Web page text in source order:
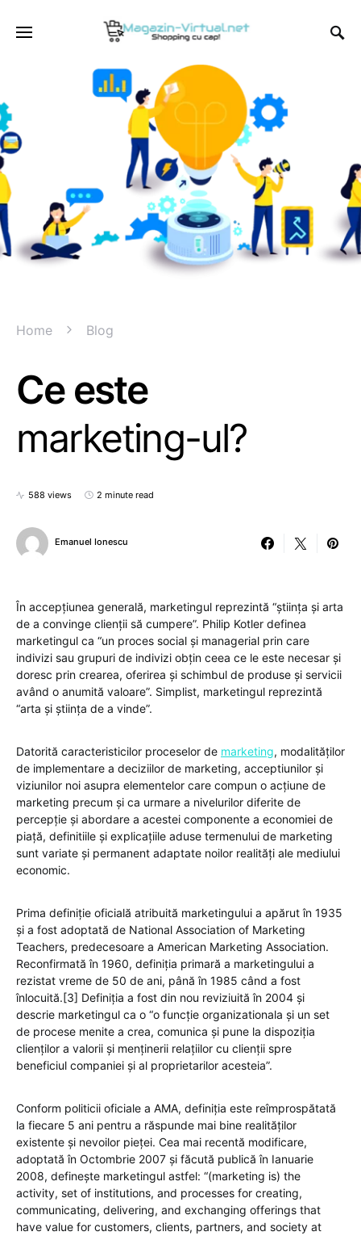
Home Blog
Ce este
marketing-ul?
588 views 2 minute read
Emanuel Ionescu
În accepțiunea generală, marketingul reprezintă “știința și arta
de a convinge clienții să cumpere”. Philip Kotler definea
marketingul ca “un proces social și managerial prin care
indivizi sau grupuri de indivizi obțin ceea ce le este necesar și
doresc prin crearea, oferirea și schimbul de produse și servicii
având o anumită valoare”. Simplist, marketingul reprezintă
“arta și știința de a vinde”.
Datorită caracteristicilor proceselor de marketing, modalităților
de implementare a deciziilor de marketing, acceptiunilor și
viziunilor noi asupra elementelor care compun o acțiune de
marketing precum și ca urmare a nivelurilor diferite de
percepție și abordare a acestei componente a economiei de
piață, definitiile și explicațiile aduse termenului de marketing
sunt variate și permanent adaptate noilor realități ale mediului
economic.
Prima definiție oficială atribuită marketingului a apărut în 1935
și a fost adoptată de National Association of Marketing
Teachers, predecesoare a American Marketing Association.
Reconfirmată în 1960, definiția primară a marketingului a
rezistat vreme de 50 de ani, până în 1985 când a fost
înlocuită.[3] Definiția a fost din nou reviziuită în 2004 și
descrie marketingul ca o “o funcție organizationala și un set
de procese menite a crea, comunica și pune la dispoziția
clienților a valorii și menținerii relațiilor cu clienții spre
beneficiul companiei și al proprietarilor acesteia”.
Conform politicii oficiale a AMA, definiția este reîmprospătată
la fiecare 5 ani pentru a răspunde mai bine realităților
existente și nevoilor pieței. Cea mai recentă modificare,
adoptată în Octombrie 2007 și făcută publică în Ianuarie
2008, definește marketingul astfel: “(marketing is) the
activity, set of institutions, and processes for creating,
communicating, delivering, and exchanging offerings that
have value for customers, clients, partners, and society at